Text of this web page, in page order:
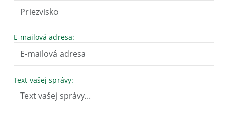
E-mailová adresa:
Text vašej správy: